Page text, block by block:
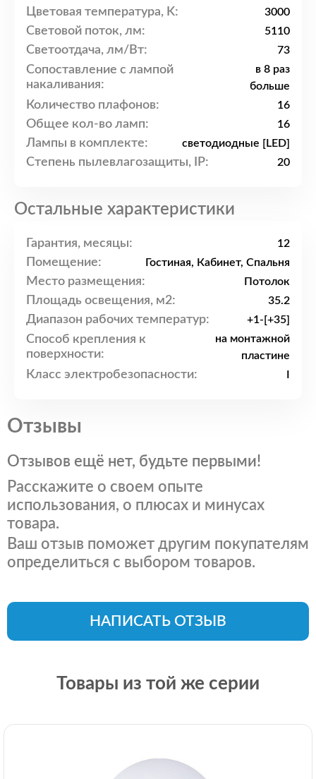
Цветовая температура, K: 3000
Световой поток, лм: 5110
Светоотдача, лм/Вт: 73
Сопоставление с лампой
накаливания:
в 8 раз
больше
Количество плафонов: 16
Общее кол-во ламп: 16
Лампы в комплекте: светодиодные [LED]
Степень пылевлагозащиты, IP: 20
Остальные характеристики
Гарантия, месяцы: 12
Помещение: Гостиная, Кабинет, Спальня
Место размещения: Потолок
Площадь освещения, м2: 35.2
Диапазон рабочих температур: +1-[+35]
Способ крепления к
поверхности:
на монтажной
пластине
Класс электробезопасности:
Отзывы
Отзывов ещё нет, будьте первыми!
Расскажите о своем опыте
использования, о плюсах и минусах
товара.
Ваш отзыв поможет другим покупателям
определиться с выбором товаров.
НАПИСАТЬ ОТЗЫВ
Товары из той же серии